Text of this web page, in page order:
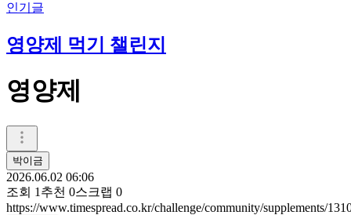
인기글
영양제 먹기 챌린지
영양제
박이금
2026.06.02 06:06
조회 1 추천 0스크랩 0
https://www.timespread.co.kr/challenge/community/supplements/